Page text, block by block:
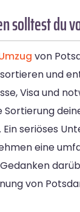
solltest du
von
und
Visa und
Sortierung
seriöses
eine
von